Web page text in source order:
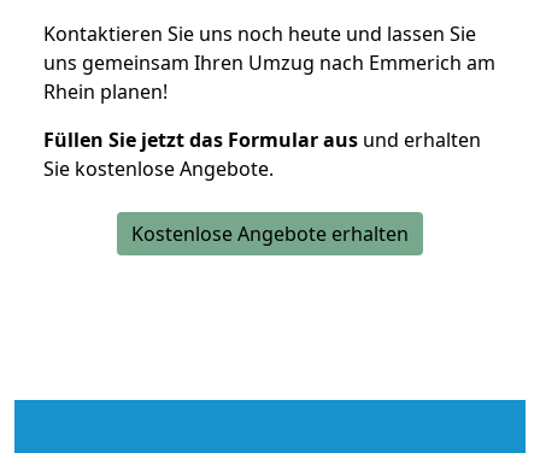
Kontaktieren Sie uns noch heute und lassen Sie
uns gemeinsam Ihren Umzug nach Emmerich am
Rhein planen!
Füllen Sie jetzt das Formular aus und erhalten
Sie kostenlose Angebote.
Kostenlose Angebote erhalten